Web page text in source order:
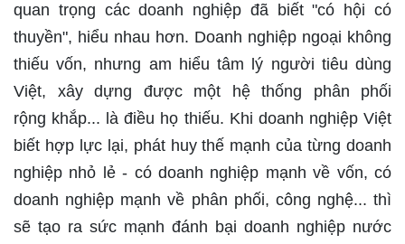
quan trọng các doanh nghiệp đã biết "có hội có
thuyền", hiểu nhau hơn. Doanh nghiệp ngoại không
thiếu vốn, nhưng am hiểu tâm lý người tiêu dùng
Việt, xây dựng được một hệ thống phân phối
rộng khắp... là điều họ thiếu. Khi doanh nghiệp Việt
biết hợp lực lại, phát huy thế mạnh của từng doanh
nghiệp nhỏ lẻ - có doanh nghiệp mạnh về vốn, có
doanh nghiệp mạnh về phân phối, công nghệ... thì
sẽ tạo ra sức mạnh đánh bại doanh nghiệp nước